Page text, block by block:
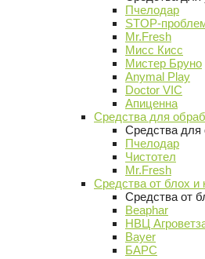
Пчелодар
STOP-
Mr.Fresh
Мисс Кисс
Мистер Бруно
Anymal Play
Doctor VIC
Апиценна
Средства для
Средства для
Пчелодар
Чистотел
Mr.Fresh
Средства от блох и
Средства от
Beaphar
НВЦ
Bayer
БАРС